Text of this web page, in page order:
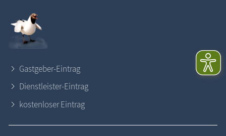
Gastgeber-Eintrag
Dienstleister-Eintrag
kostenloser Eintrag